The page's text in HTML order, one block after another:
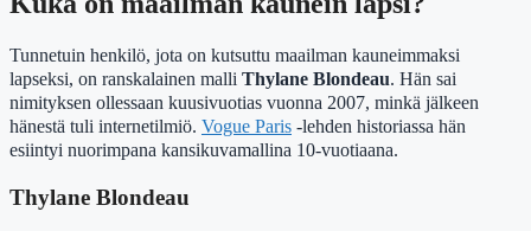
Tunnetuin henkilö, jota on kutsuttu maailman kauneimmaksi
lapseksi, on ranskalainen malli Thylane Blondeau. Hän sai
nimityksen ollessaan kuusivuotias vuonna 2007, minkä jälkeen
hänestä tuli internetilmiö. Vogue Paris -lehden historiassa hän
esiintyi nuorimpana kansikuvamallina 10-vuotiaana.
Thylane Blondeau